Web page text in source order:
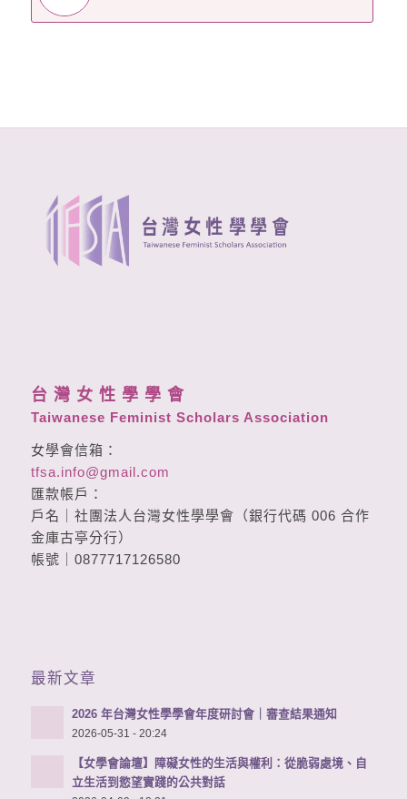
台 灣 女 性 學 學 會
Taiwanese Feminist Scholars Association
女學會信箱：
tfsa.info@gmail.com
匯款帳戶：
戶名｜社團法人台灣女性學學會（銀行代碼 006 合作
金庫古亭分行）
帳號｜0877717126580
最新文章
2026 年台灣女性學學會年度研討會｜審查結果通知
2026-05-31 - 20:24
【女學會論壇】障礙女性的生活與權利：從脆弱處境、自
立生活到慾望實踐的公共對話